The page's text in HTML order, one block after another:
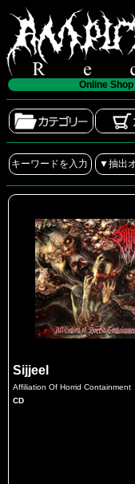
Online Shop
Sijjeel
Affiliation Of Horrid Containment
CD